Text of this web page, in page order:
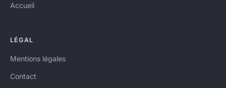
Accueil
LÉGAL
Mentions légales
Contact